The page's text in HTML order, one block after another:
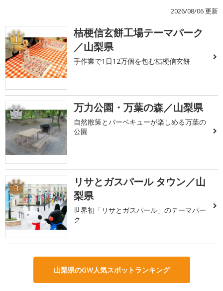
2026/08/06 更新
1
桔梗信玄餅工場テーマパーク
／山梨県
手作業で1日12万個を包む桔梗信玄餅
2 万力公園・万葉の森／山梨県
自然散策とバーベキューが楽しめる万葉の
公園
3
リサとガスパール タウン／山
梨県
世界初「リサとガスパール」のテーマパー
ク
山梨県のGW人気スポットランキング